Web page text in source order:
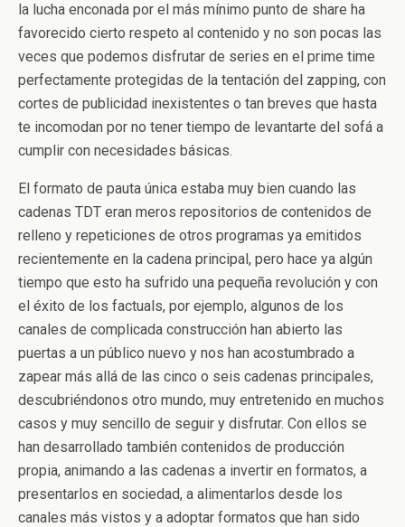
la lucha enconada por el más mínimo punto de share ha
favorecido cierto respeto al contenido y no son pocas las
veces que podemos disfrutar de series en el prime time
perfectamente protegidas de la tentación del zapping, con
cortes de publicidad inexistentes o tan breves que hasta
te incomodan por no tener tiempo de levantarte del sofá a
cumplir con necesidades básicas.
El formato de pauta única estaba muy bien cuando las
cadenas TDT eran meros repositorios de contenidos de
relleno y repeticiones de otros programas ya emitidos
recientemente en la cadena principal, pero hace ya algún
tiempo que esto ha sufrido una pequeña revolución y con
el éxito de los factuals, por ejemplo, algunos de los
canales de complicada construcción han abierto las
puertas a un público nuevo y nos han acostumbrado a
zapear más allá de las cinco o seis cadenas principales,
descubriéndonos otro mundo, muy entretenido en muchos
casos y muy sencillo de seguir y disfrutar. Con ellos se
han desarrollado también contenidos de producción
propia, animando a las cadenas a invertir en formatos, a
presentarlos en sociedad, a alimentarlos desde los
canales más vistos y a adoptar formatos que han sido